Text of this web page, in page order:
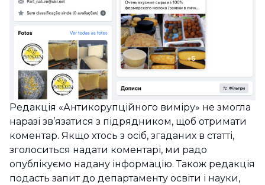
Редакція «Антикорупційного виміру» не змогла
наразі зв’язатися з підрядником, щоб отримати
коментар. Якщо хтось з осіб, згаданих в статті,
зголоситься надати коментарі, ми радо
опублікуємо надану інформацію. Також редакція
подасть запит до департаменту освіти і науки,